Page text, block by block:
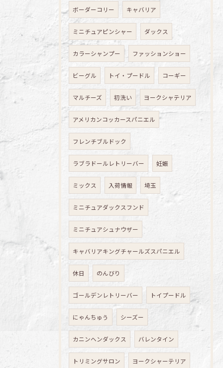
ボーダーコリー キャバリア
ミニチュアピンシャー ダックス
カラーシャンプー ファッションショー
ビーグル トイ・プードル コーギー
マルチーズ 初洗い ヨークシャテリア
アメリカンコッカースパニエル
フレンチブルドック
ラブラドールレトリーバー 妊娠
ミックス 入荷情報 埼玉
ミニチュアダックスフンド
ミニチュアシュナウザー
キャバリアキングチャールズスパニエル
休日 のんびり
ゴールデンレトリーバー トイプードル
にゃんちゅう シーズー
カニンヘンダックス バレンタイン
トリミングサロン ヨークシャーテリア